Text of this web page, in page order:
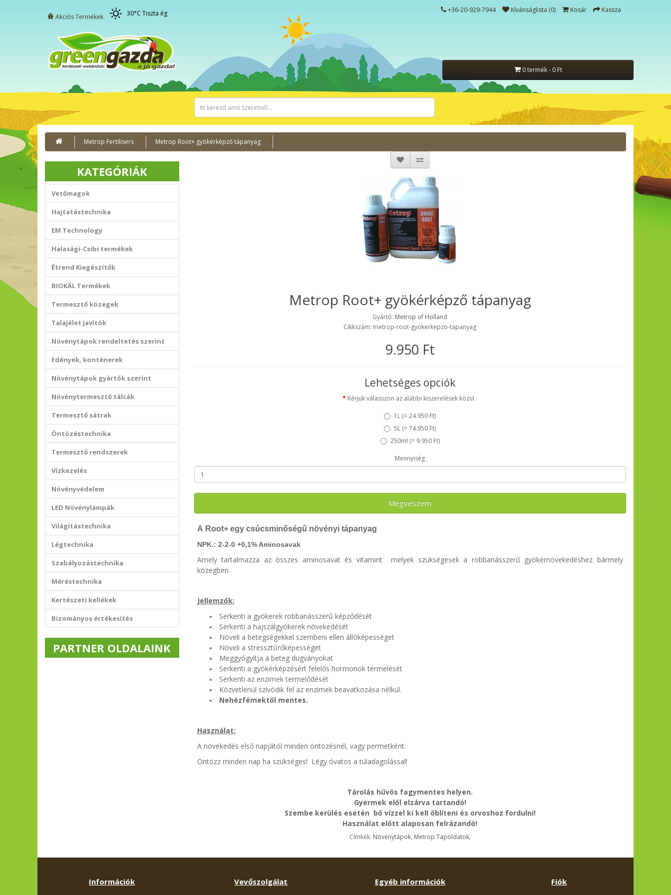
Akciós Termékek 30°C Tiszta ég +36-20-929-7944 Kívánságlista (0) Kosár Kassza
0 termék - 0 Ft
Metrop Fertilisers Metrop Root+ gyökérképző tápanyag
KATEGÓRIÁK
Vetőmagok
Hajtatástechnika
EM Technology
Halasági-Csibi termékek
Étrend Kiegészítők
BIOKÁL Termékek
Termesztő közegek
Talajélet Javítók
Növénytápok rendeltetés szerint
Edények, konténerek
Növénytápok gyártók szerint
Növénytermesztő tálcák
Termesztő sátrak
Öntözéstechnika
Termesztő rendszerek
Vízkezelés
Növényvédelem
LED Növénylámpák
Világítástechnika
Légtechnika
Szabályozástechnika
Méréstechnika
Kertészeti kellékek
Bizományos értékesítés
PARTNER OLDALAINK
Metrop Root+ gyökérképző tápanyag
Gyártó: Metrop of Holland
Cikkszám: metrop-root-gyokerkepzo-tapanyag
9.950 Ft
Lehetséges opciók
Kérjük válasszon az alábbi kiszerelések közül :
1L (= 24.950 Ft)
5L (= 74.950 Ft)
250ml (= 9.950 Ft)
Mennyiség
Megveszem
A Root+ egy csúcsminőségű növényi tápanyag
NPK.: 2-2-0 +0,1% Aminosavak
Amely tartalmazza az összes aminosavat és vitamint melyek szükségesek a robbanásszerű gyökérnövekedéshez bármely
közegben.
Jellemzők:
Serkenti a gyökerek robbanásszerű képződését
Serkenti a hajszálgyökerek növekedését
Növeli a betegségekkel szembeni ellen állóképességet
Növeli a stressztűrőképességet
Meggyógyítja a beteg dugványokat
Serkenti a gyökérképzésért felelős hormonok termelését
Serkenti az enzimek termelődését
Közvetlenül szívódik fel az enzimek beavatkozása nélkül.
Nehézfémektől mentes.
Használat:
A növekedés első napjától minden öntözésnél, vagy permetként.
Öntözz minden nap ha szükséges! Légy óvatos a túladagolással!
Tárolás hűvös fagymentes helyen.
Gyermek elől elzárva tartandó!
Szembe kerülés esetén bő vízzel ki kell öblíteni és orvoshoz fordulni!
Használat előtt alaposan felrázandó!
Címkék: Növénytápok, Metrop Tápoldatok,
Információk Vevőszolgálat Egyéb információk Fiók